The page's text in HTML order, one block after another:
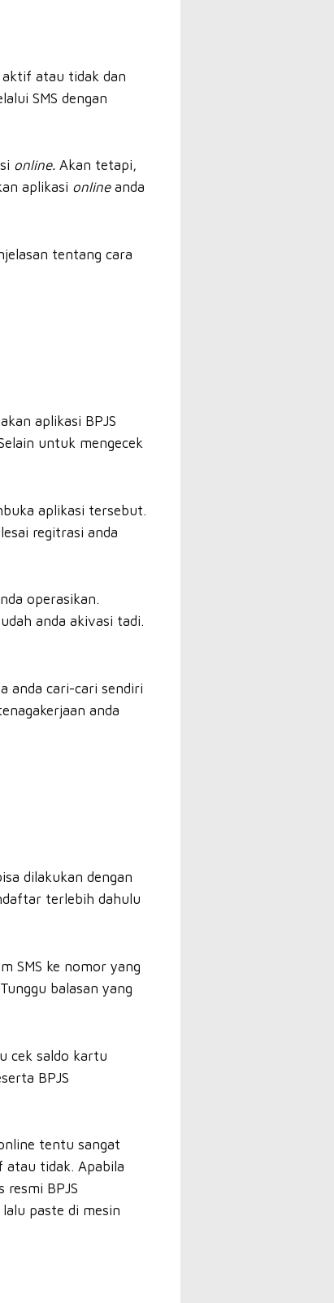
aktif atau tidak dan
SMS dengan
online.Akan tetapi,
aplikasi onlineanda
tentang cara
aplikasi BPJS
untuk mengecek
aplikasi tersebut.
regitrasi anda
operasikan.
anda akivasi tadi.
anda cari-cari sendiri
anda
dilakukan dengan
terlebih dahulu
SMS ke nomor yang
balasan yang
cek saldo kartu
BPJS
tentu sangat
atau tidak. Apabila
resmi BPJS
paste di mesin